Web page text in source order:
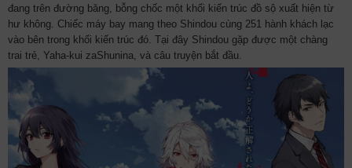
đang trên đường băng, bỗng chốc một khối kiến trúc đồ sộ xuất hiện từ
hư không. Chiếc máy bay mang theo Shindou cùng 251 hành khách lạc
vào bên trong khối kiến trúc đó. Tại đây Shindou gặp được một chàng
trai trẻ, Yaha-kui zaShunina, và câu truyện bắt đầu.